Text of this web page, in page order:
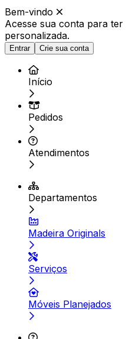
Bem-vindo
Acesse sua conta para ter
personalizada.
Entrar Crie sua conta
Início
Pedidos
Atendimentos
Departamentos
Madeira Originals
Serviços
Móveis Planejados